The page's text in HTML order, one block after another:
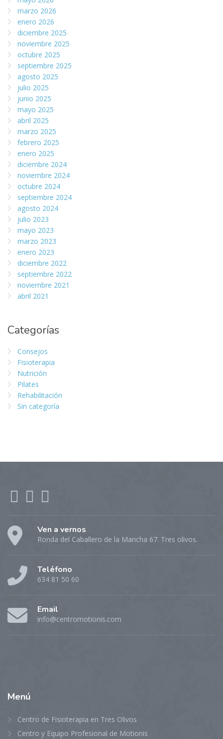
marzo 2026
enero 2026
diciembre 2025
noviembre 2025
octubre 2025
septiembre 2025
agosto 2025
julio 2025
junio 2025
mayo 2025
abril 2025
marzo 2025
febrero 2025
enero 2025
diciembre 2024
noviembre 2024
octubre 2024
septiembre 2024
agosto 2024
julio 2023
mayo 2023
marzo 2023
enero 2023
diciembre 2022
septiembre 2022
noviembre 2021
abril 2021
Categorías
Consejos
Fisioterapia
Nutrición
Pilates
Rehabilitación
Sin categoría
Ven a vernos
Ronda del Caballero de la Mancha 67. Tres olivos.
Teléfono
634 81 50 60
Email
info@centromotionis.com
Menú
Centro de Fisioterapia en Tres Olivos
Centro y Equipo Profesional de Motionis